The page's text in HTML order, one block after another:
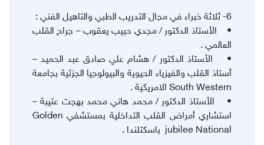
6- ثلاثة خبراء في مجال التدريب الطبي والتاهيل الفني :
• الأستاذ الدكتور / مجدي حبيب يعقوب – جراح القلب
العالمي .
• الأستاذ الدكتور / هشام علي صادق عبد الحميد –
أستاذ القلب والفيزياء الحيوية والبيولوجيا الجزئية بجامعة
South Western الامريكية .
• الأستاذ الدكتور / محمد هاني محمد بهجت عتيبة –
استشاري أمراض القلب التداخلية بمستشفي Golden
jubilee National باسكتلندا .